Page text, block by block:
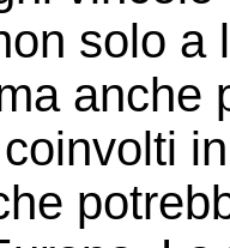
solo a
anche